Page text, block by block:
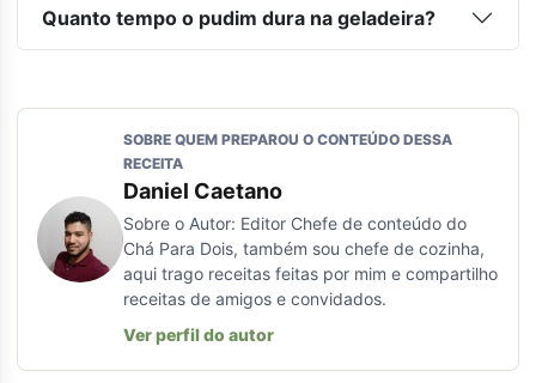
Quanto tempo o pudim dura na geladeira?
SOBRE QUEM PREPAROU O CONTEÚDO DESSA
RECEITA
Daniel Caetano
Sobre o Autor: Editor Chefe de conteúdo do
Chá Para Dois, também sou chefe de cozinha,
aqui trago receitas feitas por mim e compartilho
receitas de amigos e convidados.
Ver perfil do autor